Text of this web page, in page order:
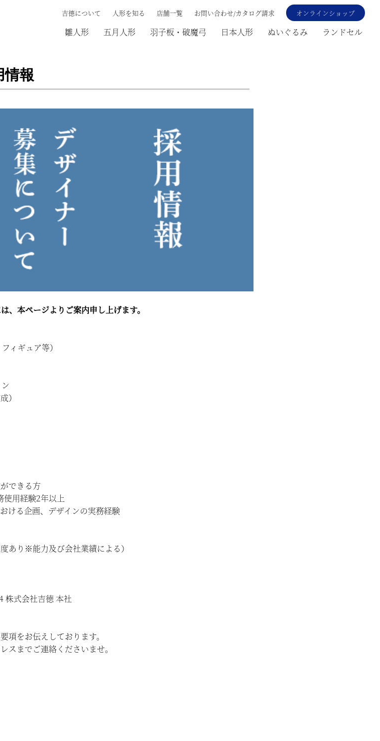
吉德について 人形を知る 店舗一覧 お問い合わせ/カタログ請求 オンラインショップ
雛人形 五月人形 羽子板・破魔弓 日本人形 ぬいぐるみ ランドセル
情報
、本ページよりご案内申し上げます。
ィギュア等）
）
できる方
用経験2年以上
ける企画、デザインの実務経験
あり※能力及び会社業績による）
株式会社吉徳 本社
項をお伝えしております。
スまでご連絡くださいませ。